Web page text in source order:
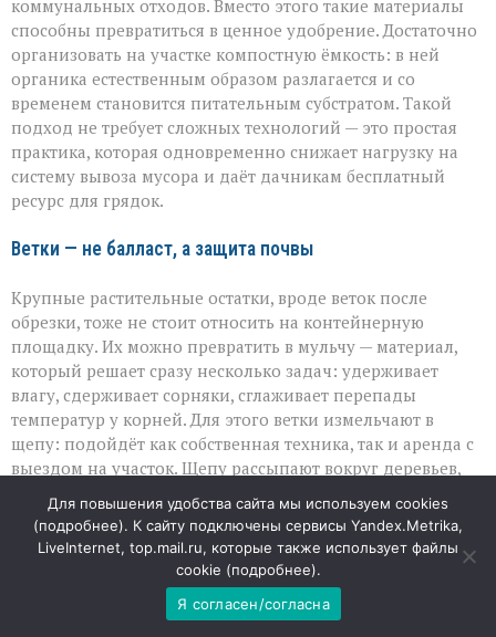
коммунальных отходов. Вместо этого такие материалы
способны превратиться в ценное удобрение. Достаточно
организовать на участке компостную ёмкость: в ней
органика естественным образом разлагается и со
временем становится питательным субстратом. Такой
подход не требует сложных технологий — это простая
практика, которая одновременно снижает нагрузку на
систему вывоза мусора и даёт дачникам бесплатный
ресурс для грядок.
Ветки — не балласт, а защита почвы
Крупные растительные остатки, вроде веток после
обрезки, тоже не стоит относить на контейнерную
площадку. Их можно превратить в мульчу — материал,
который решает сразу несколько задач: удерживает
влагу, сдерживает сорняки, сглаживает перепады
температур у корней. Для этого ветки измельчают в
щепу: подойдёт как собственная техника, так и аренда с
выездом на участок. Щепу рассыпают вокруг деревьев,
кустарников и на дорожках — слой получается и
практичным, и эстетичным. При этом важно учитывать
особенности культур: например, хвойная щепа лучше
подходит для растений, предпочитающих кислую среду,
а не для тех, кому нужна щелочная почва.
Для повышения удобства сайта мы используем cookies
(подробнее). К сайту подключены сервисы Yandex.Metrika,
LiveInternet, top.mail.ru, которые также использует файлы
cookie (подробнее).
Я согласен/согласна